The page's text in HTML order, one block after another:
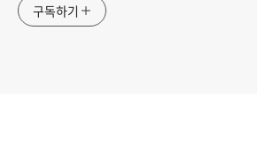
구독하기